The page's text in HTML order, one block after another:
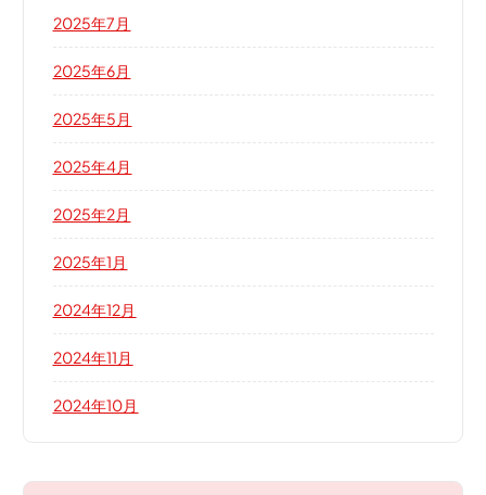
2025年7月
2025年6月
2025年5月
2025年4月
2025年2月
2025年1月
2024年12月
2024年11月
2024年10月